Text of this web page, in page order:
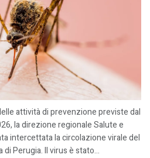
attività di prevenzione previste dal
la direzione regionale Salute e
intercettata la circolazione virale del
Perugia. Il virus è stato...